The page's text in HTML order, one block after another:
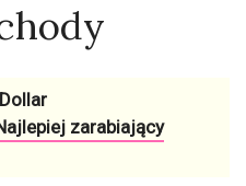
zarabiający